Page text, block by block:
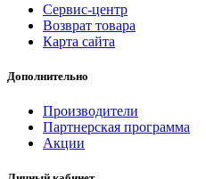
Сервис-центр
Возврат товара
Карта сайта
Дополнительно
Производители
Партнерская программа
Акции